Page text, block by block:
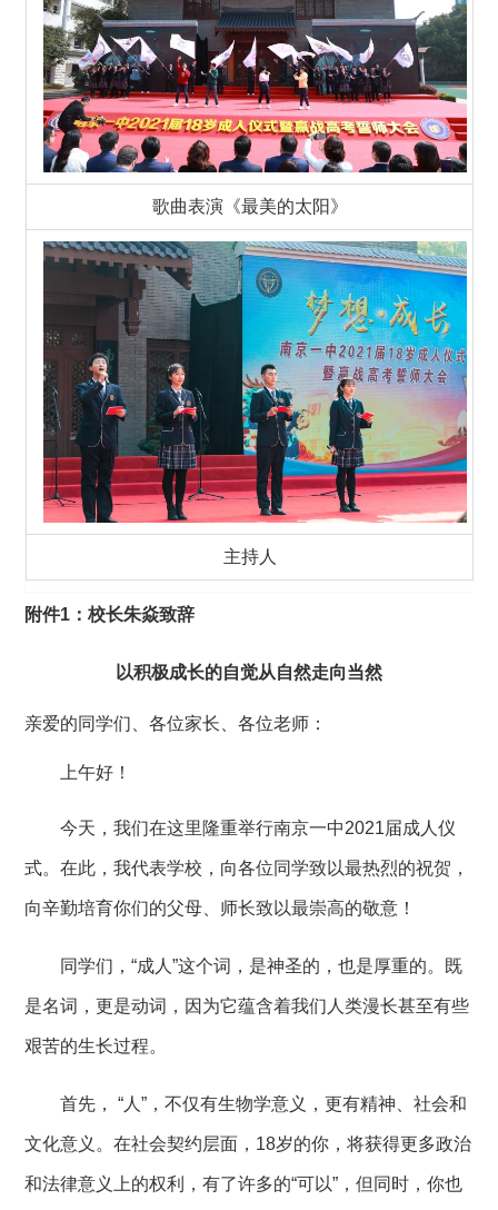
歌曲表演《最美的太阳》
主持人
附件1：校长朱焱致辞
以积极成长的自觉从自然走向当然
亲爱的同学们、各位家长、各位老师：
上午好！
今天，我们在这里隆重举行南京一中2021届成人仪
式。在此，我代表学校，向各位同学致以最热烈的祝贺，
向辛勤培育你们的父母、师长致以最崇高的敬意！
同学们，“成人”这个词，是神圣的，也是厚重的。既
是名词，更是动词，因为它蕴含着我们人类漫长甚至有些
艰苦的生长过程。
首先， “人”，不仅有生物学意义，更有精神、社会和
文化意义。在社会契约层面，18岁的你，将获得更多政治
和法律意义上的权利，有了许多的“可以”，但同时，你也